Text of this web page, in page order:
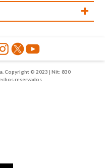
+
Copyright © 2023 | Nit: 830
reservados